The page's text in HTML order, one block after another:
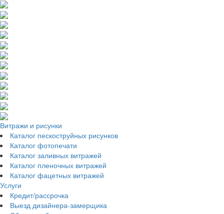
Витражи и рисунки
Каталог пескоструйных рисунков
Каталог фотопечати
Каталог заливных витражей
Каталог пленочных витражей
Каталог фацетных витражей
Услуги
Кредит/рассрочка
Выезд дизайнера-замерщика